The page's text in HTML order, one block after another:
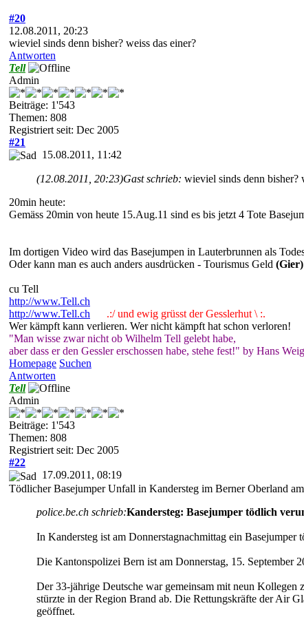
#20
12.08.2011, 20:23
wieviel sinds denn bisher? weiss das einer?
Antworten
Tell
Admin
Beiträge: 1'543
Themen: 808
Registriert seit: Dec 2005
#21
15.08.2011, 11:42
(12.08.2011, 20:23)Gast schrieb: wieviel sinds denn bisher?
20min heute:
Gemäss 20min von heute 15.Aug.11 sind es bis jetzt 4 Tote
Im dortigen Video wird das Basejumpen in Lauterbrunnen als
Oder kann man es auch anders ausdrücken - Tourismus Geld
cu Tell
http://www.Tell.ch
http://www.Tell.ch
.:/ und ewig grüsst der Gesslerhut \ :.
Wer kämpft kann verlieren. Wer nicht kämpft hat schon verloren!
"Man wisse zwar nicht ob Wilhelm Tell gelebt habe,
aber dass er den Gessler erschossen habe, stehe fest!" by Hans
Homepage Suchen
Antworten
Tell
Admin
Beiträge: 1'543
Themen: 808
Registriert seit: Dec 2005
#22
17.09.2011, 08:19
Tödlicher Basejumper Unfall in Kandersteg im Berner Oberland am
police.be.ch schrieb:Kandersteg: Basejumper tödlich
In Kandersteg ist am Donnerstagnachmittag ein
Die Kantonspolizei Bern ist am Donnerstag, 15. September
Der 33-jährige Deutsche war gemeinsam mit neun
stürzte in der Region Brand ab. Die Rettungskräfte der Air
geöffnet.